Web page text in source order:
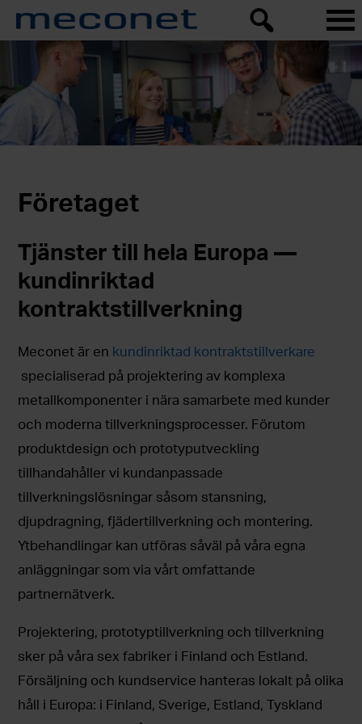
Företaget
Tjänster till hela Europa —
kundinriktad
kontraktstillverkning
Meconet är en kundinriktad kontraktstillverkare
specialiserad på projektering av komplexa
metallkomponenter i nära samarbete med kunder
och moderna tillverkningsprocesser. Förutom
produktdesign och prototyputveckling
tillhandahåller vi kundanpassade
tillverkningslösningar såsom stansning,
djupdragning, fjädertillverkning och montering.
Ytbehandlingar kan utföras såväl på våra egna
anläggningar som via vårt omfattande
partnernätverk.
Projektering, prototyptillverkning och tillverkning
sker på våra sex fabriker i Finland och Estland.
Försäljning och kundservice hanteras lokalt på olika
håll i Europa: i Finland, Sverige, Estland, Tyskland